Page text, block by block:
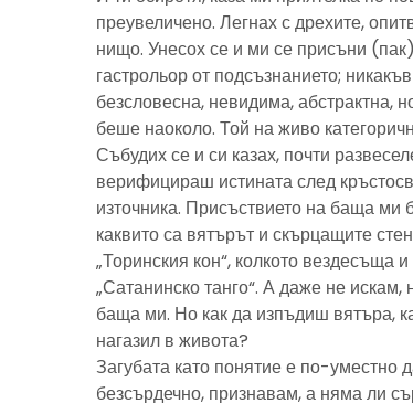
преувеличено. Легнах с дрехите,
нищо. Унесох се и ми се присъни
гастрольор от подсъзнанието;
безсловесна, невидима,
беше наоколо. Той на живо
Събудих се и си казах, почти
верифицираш истината след
източника. Присъствието на баща
каквито са вятърът и скърцащите
„Торинския кон“, колкото вездесъща
„Сатанинско танго“. А даже не
баща ми. Но как да изпъдиш вятъра,
нагазил в живота?
Загубата като понятие е по-уместно
безсърдечно, признавам, а няма ли